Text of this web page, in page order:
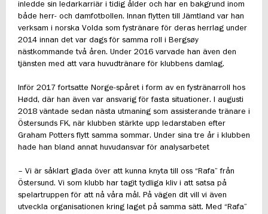
inledde sin ledarkarriär i tidig ålder och har en bakgrund inom
både herr- och damfotbollen. Innan flytten till Jämtland var han
verksam i norska Volda som fystränare för deras herrlag under
2014 innan det var dags för samma roll i Bergsøy
nästkommande två åren. Under 2016 varvade han även den
tjänsten med att vara huvudtränare för klubbens damlag.
Inför 2017 fortsatte Norge-spåret i form av en fystränarroll hos
Hødd, där han även var ansvarig för fasta situationer. I augusti
2018 väntade sedan nästa utmaning som assisterande tränare i
Östersunds FK, när klubben stärkte upp ledarstaben efter
Graham Potters flytt samma sommar. Under sina tre år i klubben
hade han bland annat huvudansvar för analysarbetet
– Vi är såklart glada över att kunna knyta till oss “Rafa” från
Östersund. Vi som klubb har tagit tydliga kliv i att satsa på
spelartruppen för att nå våra mål. På vägen dit vill vi även
utveckla organisationen kring laget på samma sätt. Med “Rafa”